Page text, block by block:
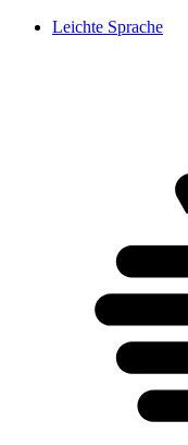
Leichte Sprache